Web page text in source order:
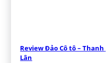
Review Đảo Cô tô – Thanh
Lân